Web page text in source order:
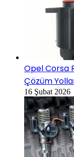
Opel Corsa
Çözüm
16 Şubat 2026